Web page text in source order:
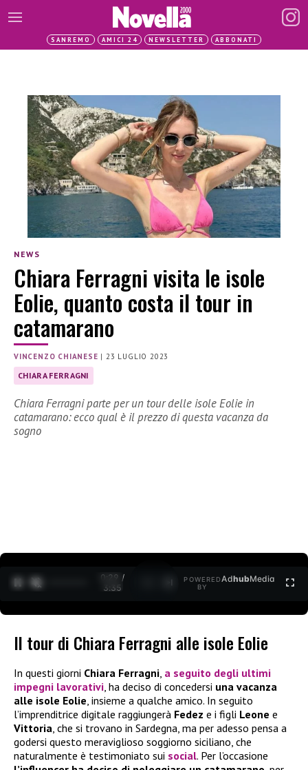
SANREMO AMICI 24 NEWSLETTER ABBONATI
NEWS
Chiara Ferragni visita le isole
Eolie, quanto costa il tour in
catamarano
VINCENZO CHIANESE |23 LUGLIO 2023
CHIARA FERRAGNI
Chiara Ferragni parte per un tour delle isole Eolie in
catamarano: ecco qual è il prezzo di questa vacanza da
sogno
0:30 /
3:35
POWERED
BY
AdhubMedia
Il tour di Chiara Ferragni alle isole Eolie
In questi giorni Chiara Ferragni, a seguito degli ultimi
impegni lavorativi, ha deciso di concedersi una vacanza
alle isole Eolie, insieme a qualche amico. In seguito
l’imprenditrice digitale raggiungerà Fedez e i figli Leone e
Vittoria, che si trovano in Sardegna, ma per adesso pensa a
godersi questo meraviglioso soggiorno siciliano, che
naturalmente è testimoniato sui social. Per l’occasione